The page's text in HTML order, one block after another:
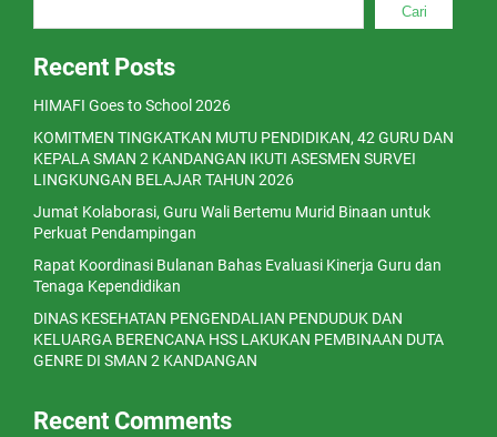
Cari
Recent Posts
HIMAFI Goes to School 2026
KOMITMEN TINGKATKAN MUTU PENDIDIKAN, 42 GURU DAN
KEPALA SMAN 2 KANDANGAN IKUTI ASESMEN SURVEI
LINGKUNGAN BELAJAR TAHUN 2026
Jumat Kolaborasi, Guru Wali Bertemu Murid Binaan untuk
Perkuat Pendampingan
Rapat Koordinasi Bulanan Bahas Evaluasi Kinerja Guru dan
Tenaga Kependidikan
DINAS KESEHATAN PENGENDALIAN PENDUDUK DAN
KELUARGA BERENCANA HSS LAKUKAN PEMBINAAN DUTA
GENRE DI SMAN 2 KANDANGAN
Recent Comments